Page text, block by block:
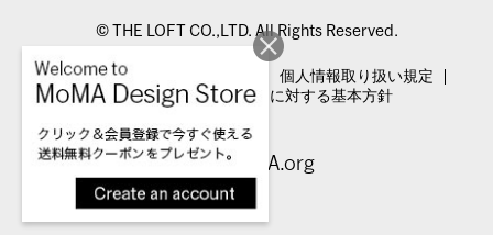
© THE LOFT CO.,LTD. All Rights Reserved.
特定商取引法表示
個人情報取り扱い規定
カスタマーハラスメントに対する基本方針
Visit MoMA.org